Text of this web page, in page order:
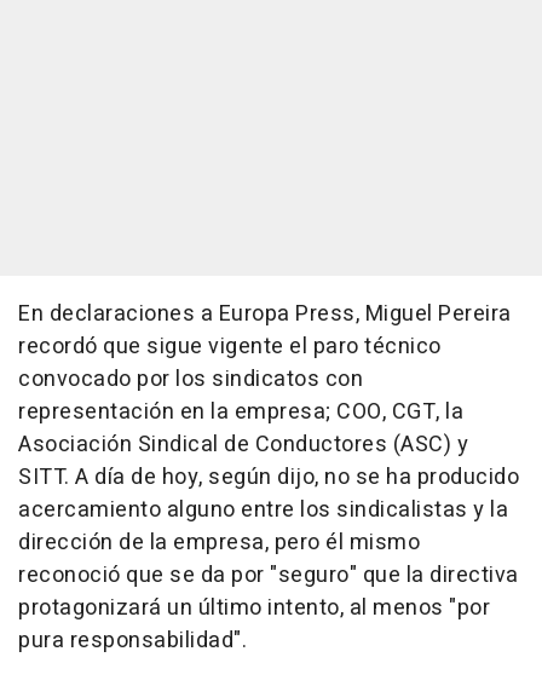
En declaraciones a Europa Press, Miguel Pereira
recordó que sigue vigente el paro técnico
convocado por los sindicatos con
representación en la empresa; COO, CGT, la
Asociación Sindical de Conductores (ASC) y
SITT. A día de hoy, según dijo, no se ha producido
acercamiento alguno entre los sindicalistas y la
dirección de la empresa, pero él mismo
reconoció que se da por "seguro" que la directiva
protagonizará un último intento, al menos "por
pura responsabilidad".